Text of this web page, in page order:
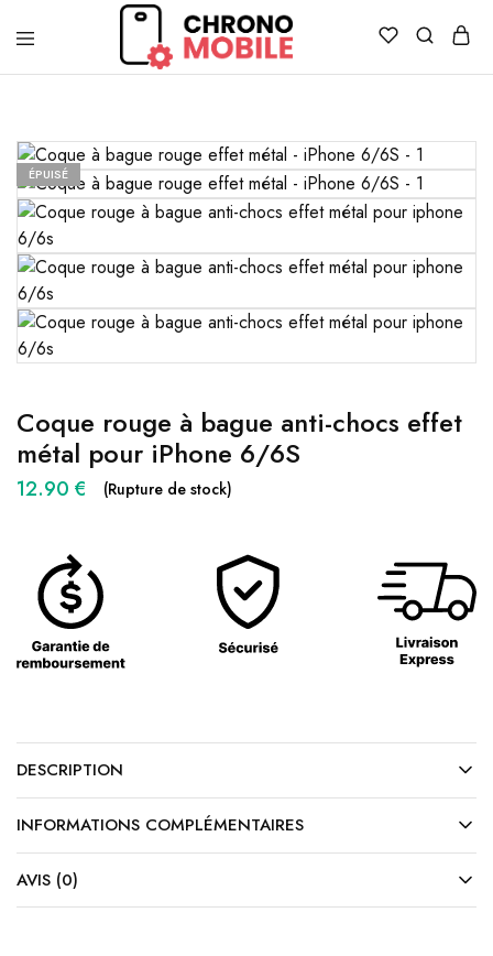
Chronomobile
Achat,
de
smartphones
et
tablettes
ÉPUISÉ
Coque rouge à bague anti-chocs effet
métal pour iPhone 6/6S
12.90 € (Rupture de stock)
DESCRIPTION
INFORMATIONS COMPLÉMENTAIRES
AVIS (0)